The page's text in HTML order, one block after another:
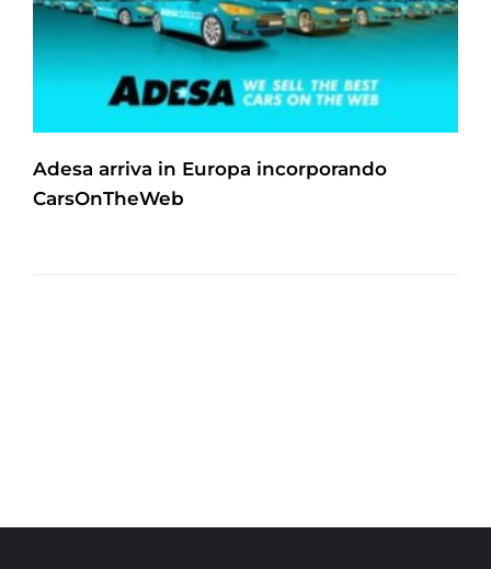
Adesa arriva in Europa incorporando
CarsOnTheWeb